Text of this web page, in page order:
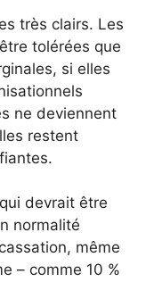
très clairs. Les
tolérées que
si elles
ne deviennent
restent
devrait être
normalité
même
– comme 10 %